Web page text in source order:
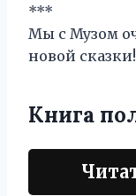
***
Мы с Музом
новой
Книга